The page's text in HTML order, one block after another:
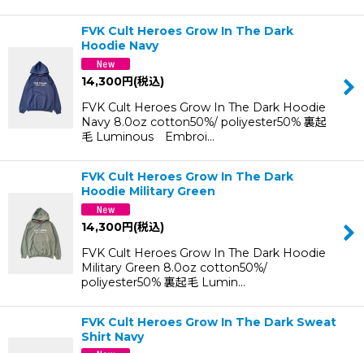
FVK Cult Heroes Grow In The Dark
Hoodie Navy
14,300円(税込)
FVK Cult Heroes Grow In The Dark Hoodie
Navy 8.0oz cotton50%/ poliyester50% 裏起
毛 Luminous Embroi…
FVK Cult Heroes Grow In The Dark
Hoodie Military Green
14,300円(税込)
FVK Cult Heroes Grow In The Dark Hoodie
Military Green 8.0oz cotton50%/
poliyester50% 裏起毛 Lumin…
FVK Cult Heroes Grow In The Dark Sweat
Shirt Navy